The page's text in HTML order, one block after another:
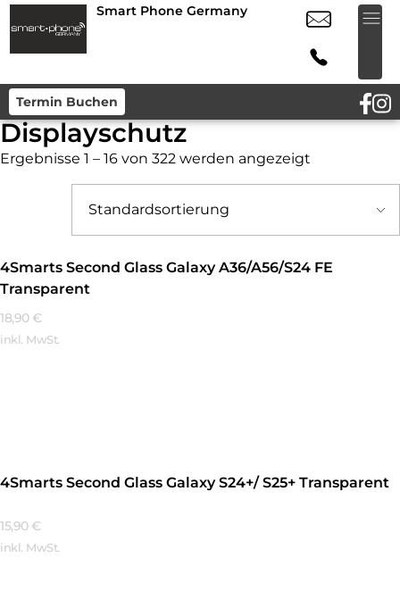
Smart Phone Germany
Termin Buchen
Displayschutz
Ergebnisse 1 – 16 von 322 werden angezeigt
4Smarts Second Glass Galaxy A36/A56/S24 FE
Transparent
18,90 €
inkl. MwSt.
4Smarts Second Glass Galaxy S24+/ S25+ Transparent
15,90 €
inkl. MwSt.